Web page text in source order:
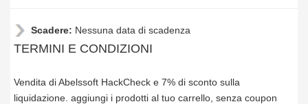
Scadere: Nessuna data di scadenza
TERMINI E CONDIZIONI
Vendita di Abelssoft HackCheck e 7% di sconto sulla
liquidazione. aggiungi i prodotti al tuo carrello, senza coupon